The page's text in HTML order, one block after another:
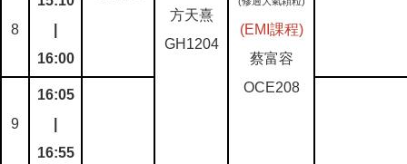
方天熹
GH1204
(EMI課程)
蔡富容
OCE208
8
16:00
9
16:05
16:55